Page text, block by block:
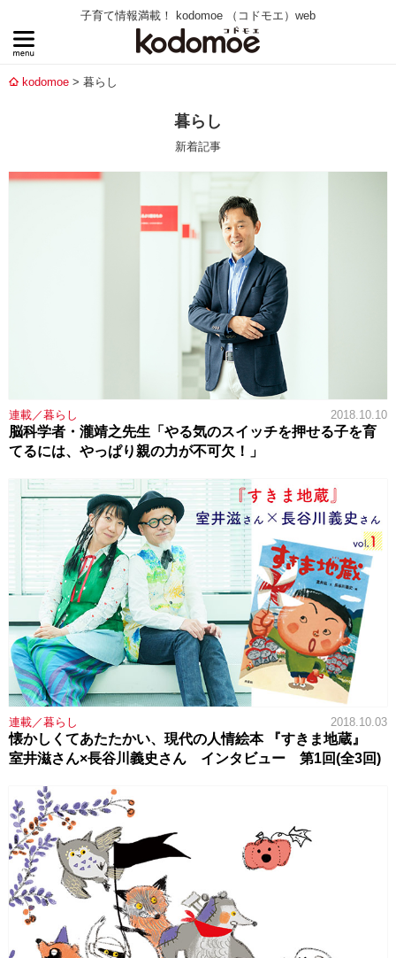
子育て情報満載！ kodomoe （コドモエ）web
kodomoe 暮らし
暮らし
新着記事
連載／暮らし 2018.10.10
脳科学者・瀧靖之先生「やる気のスイッチを押せる子を育
てるには、やっぱり親の力が不可欠！」
連載／暮らし 2018.10.03
懐かしくてあたたかい、現代の人情絵本 『すきま地蔵』
室井滋さん×長谷川義史さん インタビュー 第1回(全3回)